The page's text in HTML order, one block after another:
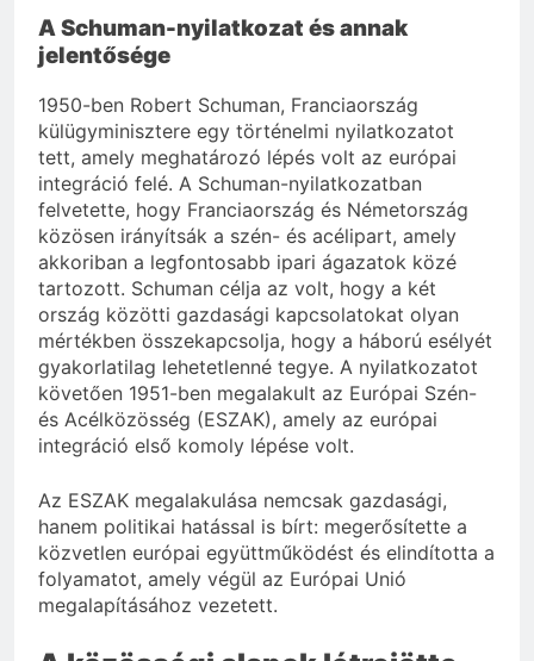
A Schuman-nyilatkozat és annak
jelentősége
1950-ben Robert Schuman, Franciaország
külügyminisztere egy történelmi nyilatkozatot
tett, amely meghatározó lépés volt az európai
integráció felé. A Schuman-nyilatkozatban
felvetette, hogy Franciaország és Németország
közösen irányítsák a szén- és acélipart, amely
akkoriban a legfontosabb ipari ágazatok közé
tartozott. Schuman célja az volt, hogy a két
ország közötti gazdasági kapcsolatokat olyan
mértékben összekapcsolja, hogy a háború esélyét
gyakorlatilag lehetetlenné tegye. A nyilatkozatot
követően 1951-ben megalakult az Európai Szén-
és Acélközösség (ESZAK), amely az európai
integráció első komoly lépése volt.
Az ESZAK megalakulása nemcsak gazdasági,
hanem politikai hatással is bírt: megerősítette a
közvetlen európai együttműködést és elindította a
folyamatot, amely végül az Európai Unió
megalapításához vezetett.